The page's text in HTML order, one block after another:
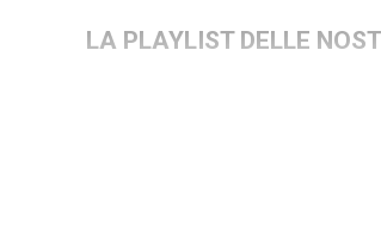
LA PLAYLIST DELLE